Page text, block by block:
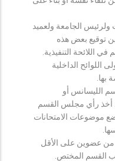
ولرئيس الجامعة ولعميد
توقيع بعض هذه
اللائحة التنفيذية.
اللوائح الداخلية
بها.
الليسانس أو
أخذ رأي مجلس القسم
موضوعات الامتحانات
من عضوين على الأقل
القسم المختص.